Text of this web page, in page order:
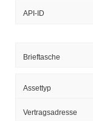
API-ID
Brieftasche
Assettyp
Vertragsadresse